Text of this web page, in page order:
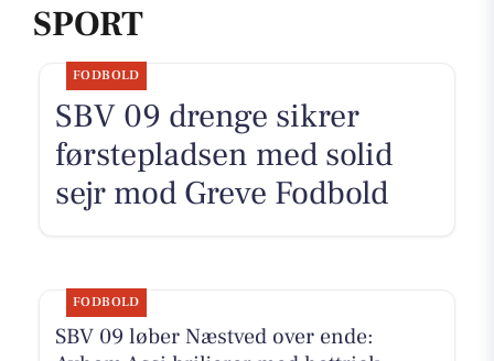
SPORT
FODBOLD
SBV 09 drenge sikrer
førstepladsen med solid
sejr mod Greve Fodbold
FODBOLD
SBV 09 løber Næstved over ende: